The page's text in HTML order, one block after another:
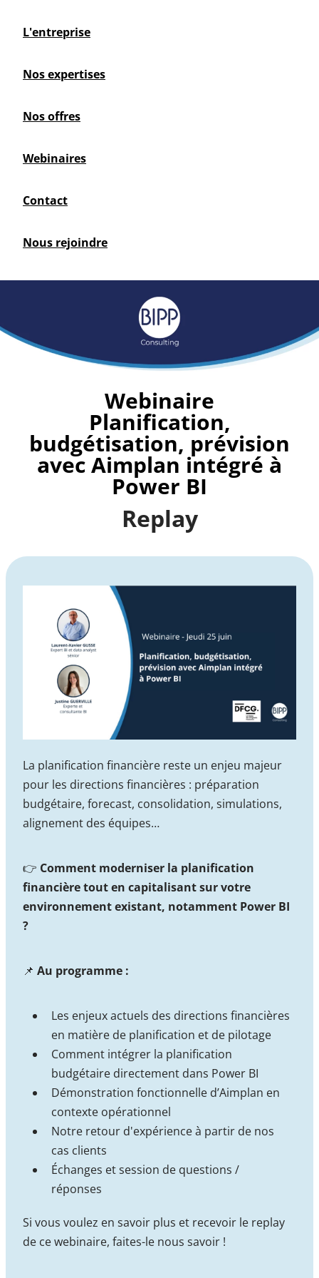
L'entreprise
Nos expertises
Nos offres
Webinaires
Contact
Nous rejoindre
Webinaire
Planification,
budgétisation, prévision
avec Aimplan intégré à
Power BI
Replay
La planification financière reste un enjeu majeur
pour les directions financières : préparation
budgétaire, forecast, consolidation, simulations,
alignement des équipes…
👉 Comment moderniser la planification
financière tout en capitalisant sur votre
environnement existant, notamment Power BI
?
📌 Au programme :
Les enjeux actuels des directions financières
en matière de planification et de pilotage
Comment intégrer la planification
budgétaire directement dans Power BI
Démonstration fonctionnelle d’Aimplan en
contexte opérationnel
Notre retour d'expérience à partir de nos
cas clients
Échanges et session de questions /
réponses
Si vous voulez en savoir plus et recevoir le replay
de ce webinaire, faites-le nous savoir !